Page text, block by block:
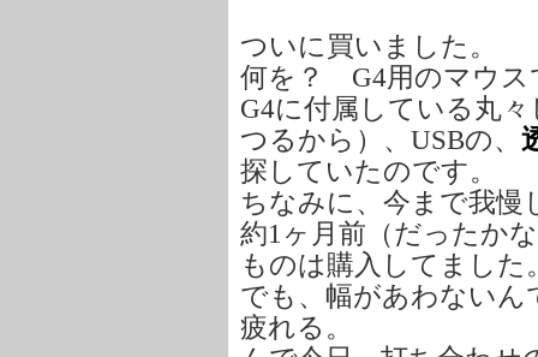
ついに買いました。
何を？ G4用のマウス
G4に付属している丸
つるから）、USBの、
探していたのです。
ちなみに、今まで我
約1ヶ月前（だったか
ものは購入してました
でも、幅があわないん
疲れる。